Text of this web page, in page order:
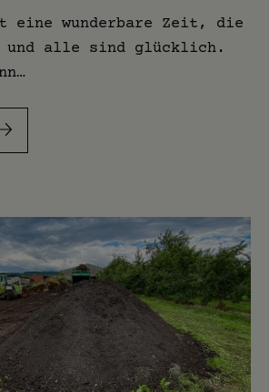
eine wunderbare Zeit, die
und alle sind glücklich.